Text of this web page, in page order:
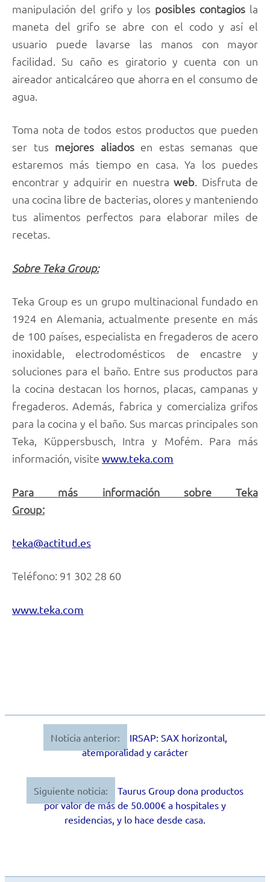
manipulación del grifo y los posibles contagios la
maneta del grifo se abre con el codo y así el
usuario puede lavarse las manos con mayor
facilidad. Su caño es giratorio y cuenta con un
aireador anticalcáreo que ahorra en el consumo de
agua.
Toma nota de todos estos productos que pueden
ser tus mejores aliadosen estas semanas que
estaremos más tiempo en casa. Ya los puedes
encontrar y adquirir en nuestraweb. Disfruta de
una cocina libre de bacterias, olores y manteniendo
tus alimentos perfectos para elaborar miles de
recetas.
Sobre Teka Group:
Teka Group es un grupo multinacional fundado en
1924 en Alemania, actualmente presente en más
de 100 países, especialista en fregaderos de acero
inoxidable, electrodomésticos de encastre y
soluciones para el baño. Entre sus productos para
la cocina destacan los hornos, placas, campanas y
fregaderos. Además, fabrica y comercializa grifos
para la cocina y el baño. Sus marcas principales son
Teka, Küppersbusch, Intra y Mofém. Para más
información, visite www.teka.com
Para más información sobre Teka
Group:
teka@actitud.es
Teléfono: 91 302 28 60
www.teka.com
Navegación
entradas
Noticia anterior:
IRSAP: SAX horizontal,
atemporalidad y carácter
Siguiente noticia:
Taurus Group dona productos
por valor de más de 50.000€ a hospitales y
residencias, y lo hace desde casa.